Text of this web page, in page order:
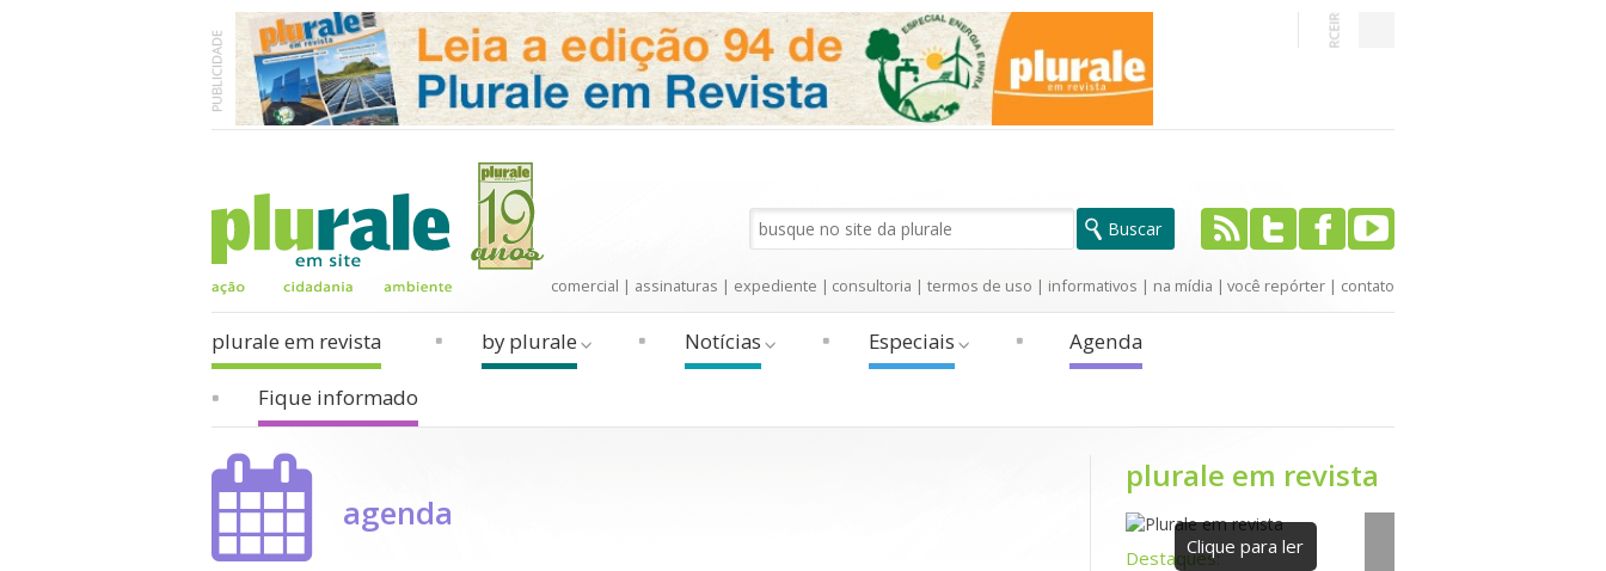
comercial | assinaturas | expediente | consultoria | termos de uso | informativos | na mídia | você repórter | contato
plurale em revista by plurale Notícias Especiais Agenda
Fique informado
agenda
plurale em revista
Clique para ler
Destaques: